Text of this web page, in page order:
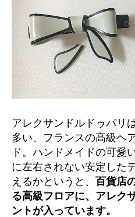
ゥ
パ
リ】
修
理
費
は？
お
に
購
入
す
る
に
は？
へ
アレクサンドルドゥパリ
多い、フランスの高級ヘ
ド。ハンドメイドの可愛
に左右されない安定した
えるかというと、 百貨店
る高級フロアに、アレク
ントが入っています。